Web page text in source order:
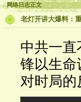
网络日志正文
老灯开讲大爆料：
中共一
锋以生命
对时局的